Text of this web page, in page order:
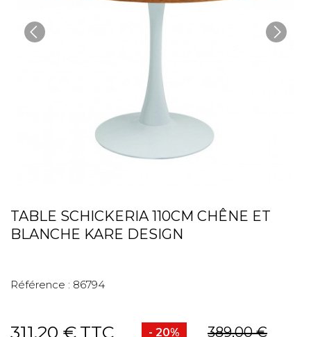
TABLE SCHICKERIA 110CM CHÊNE ET
BLANCHE KARE DESIGN
Référence : 86794
311,20 € TTC - 20% 389,00 €